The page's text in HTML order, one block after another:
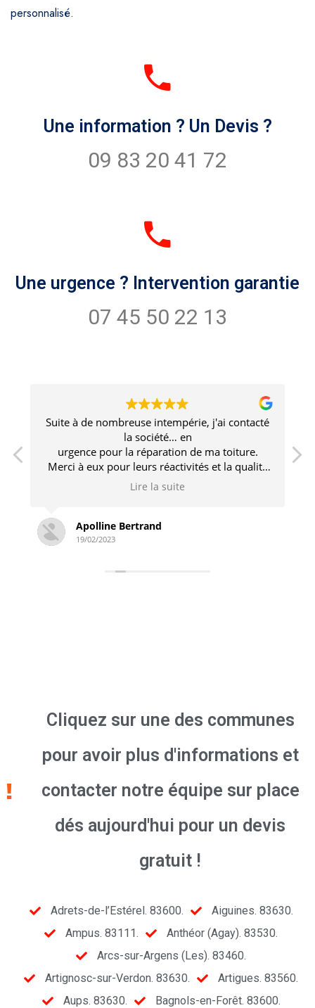
personnalisé.
Une information ? Un Devis ?
09 83 20 41 72
Une urgence ? Intervention garantie
07 45 50 22 13
Un travail de qualité supérieure avec un
professionnalisme irréprochable. Aucun doute
sur la durabilité du travail. Le prestataire est
engagé et n’hésite pas à revenir pour des
ajustements si nécessaire. Je recommande
Lire la suite
Simon Derambure
18/02/2023
Cliquez sur une des communes
pour avoir plus d'informations et
contacter notre équipe sur place
dés aujourd'hui pour un devis
gratuit !
Adrets-de-l’Estérel. 83600.
Aiguines. 83630.
Ampus. 83111.
Anthéor (Agay). 83530.
Arcs-sur-Argens (Les). 83460.
Artignosc-sur-Verdon. 83630.
Artigues. 83560.
Aups. 83630.
Bagnols-en-Forêt. 83600.